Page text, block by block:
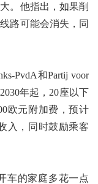
。他指出，如果削
路可能会消失，同
PvdA和Partij voor
年起，20座以下
欧元附加费，预计
入，同时鼓励乘客
车的家庭多花一点